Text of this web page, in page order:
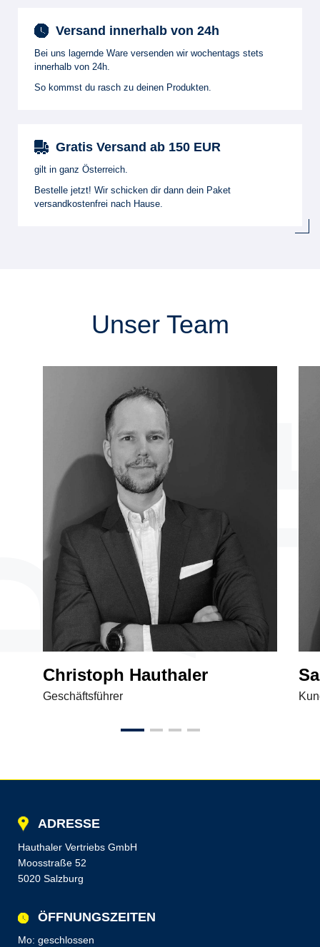
Versand innerhalb von 24h
Bei uns lagernde Ware versenden wir wochentags stets
innerhalb von 24h.
So kommst du rasch zu deinen Produkten.
Gratis Versand ab 150 EUR
gilt in ganz Österreich.
Bestelle jetzt! Wir schicken dir dann dein Paket
versandkostenfrei nach Hause.
Unser Team
Christoph Hauthaler
Geschäftsführer
ADRESSE
Hauthaler Vertriebs GmbH
Moosstraße 52
5020 Salzburg
ÖFFNUNGSZEITEN
Mo: geschlossen